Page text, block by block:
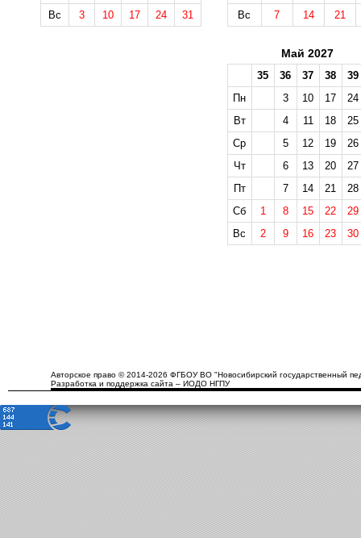
Вс
3 10 17 24 31
Вс
7 14 21
Май 2027
35 36 37 38
39
Пн
3 10 17
24
Вт
4 11 18
25
Ср
5 12 19
26
Чт
6 13 20
27
Пт
7 14 21
28
Сб
1 8 15 22
29
Вс
2 9 16 23 30
Авторское право © 2014-2026 ФГБОУ ВО "Новосибирский государственный
Разработка и поддержка сайта – ИОДО НГПУ